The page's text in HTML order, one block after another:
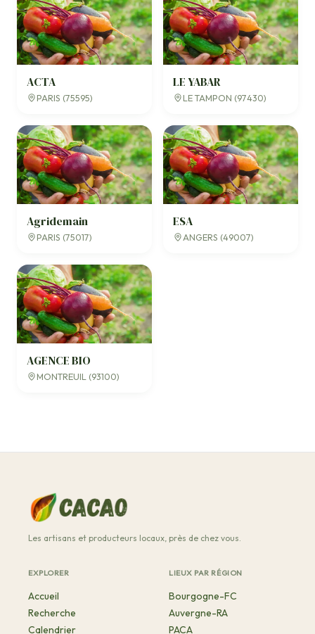
ACTA
PARIS (75595)
LE YABAR
LE TAMPON (97430)
Agridemain
PARIS (75017)
ESA
ANGERS (49007)
AGENCE BIO
MONTREUIL (93100)
Les artisans et producteurs locaux, près de chez vous.
EXPLORER
Accueil
Recherche
Calendrier
LIEUX PAR RÉGION
Bourgogne-FC
Auvergne-RA
PACA